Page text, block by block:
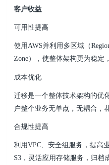
客户收益
可用性提高
使用AWS并利用多区域（
Zone），使整体架构更为稳定
成本优化
迁移是一个整体技术架构的优
户整个业务无单点，无耦合，
合规性提高
利用VPC、安全组服务，提高
S3，灵活应用存储服务，归档